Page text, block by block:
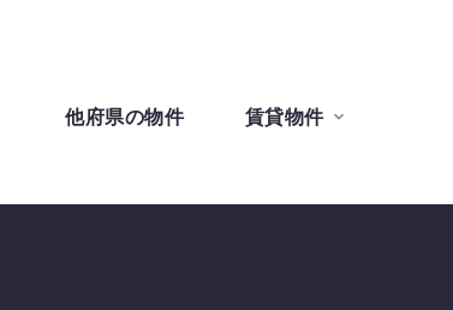
他府県の物件 賃貸物件